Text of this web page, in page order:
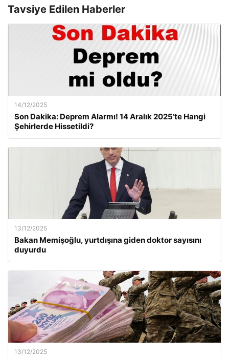
Tavsiye Edilen Haberler
14/12/2025
Son Dakika: Deprem Alarmı! 14 Aralık 2025’te Hangi
Şehirlerde Hissetildi?
13/12/2025
Bakan Memişoğlu, yurtdışına giden doktor sayısını
duyurdu
13/12/2025